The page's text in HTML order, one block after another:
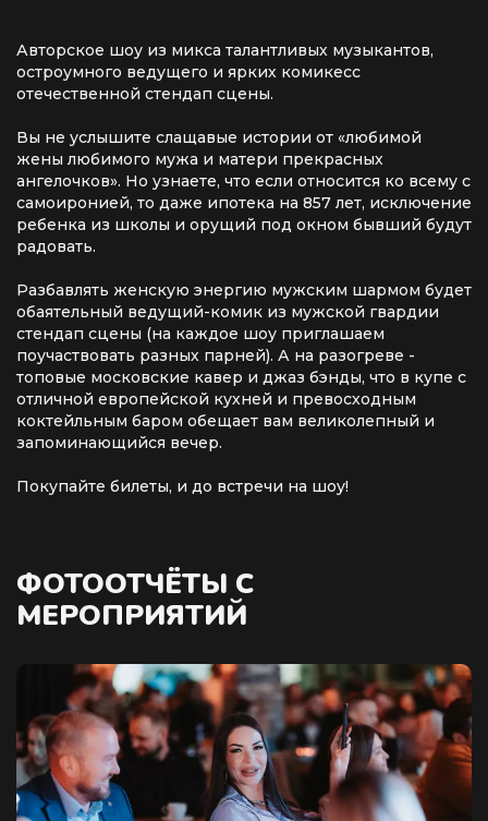
Авторское шоу из микса талантливых музыкантов,
остроумного ведущего и ярких комикесс
отечественной стендап сцены.
Вы не услышите слащавые истории от «любимой
жены любимого мужа и матери прекрасных
ангелочков». Но узнаете, что если относится ко всему с
самоиронией, то даже ипотека на 857 лет, исключение
ребенка из школы и орущий под окном бывший будут
радовать.
Разбавлять женскую энергию мужским шармом будет
обаятельный ведущий-комик из мужской гвардии
стендап сцены (на каждое шоу приглашаем
поучаствовать разных парней). А на разогреве -
топовые московские кавер и джаз бэнды, что в купе с
отличной европейской кухней и превосходным
коктейльным баром обещает вам великолепный и
запоминающийся вечер.
Покупайте билеты, и до встречи на шоу!
ФОТООТЧЁТЫ С
МЕРОПРИЯТИЙ